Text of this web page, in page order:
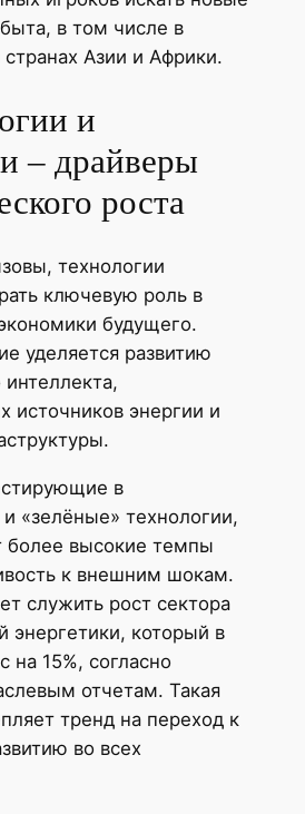
в том числе в
Азии и Африки.
и
– драйверы
роста
технологии
ключевую роль в
будущего.
уделяется развитию
интеллекта,
источников энергии и
в
«зелёные» технологии,
более высокие темпы
к внешним шокам.
служить рост сектора
энергетики, который в
на 15%, согласно
отчетам. Такая
тренд на переход к
во всех